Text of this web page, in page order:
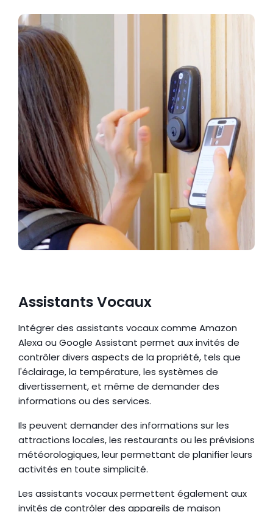
Assistants Vocaux
Intégrer des assistants vocaux comme Amazon
Alexa ou Google Assistant permet aux invités de
contrôler divers aspects de la propriété, tels que
l'éclairage, la température, les systèmes de
divertissement, et même de demander des
informations ou des services.
Ils peuvent demander des informations sur les
attractions locales, les restaurants ou les prévisions
météorologiques, leur permettant de planifier leurs
activités en toute simplicité.
Les assistants vocaux permettent également aux
invités de contrôler des appareils de maison